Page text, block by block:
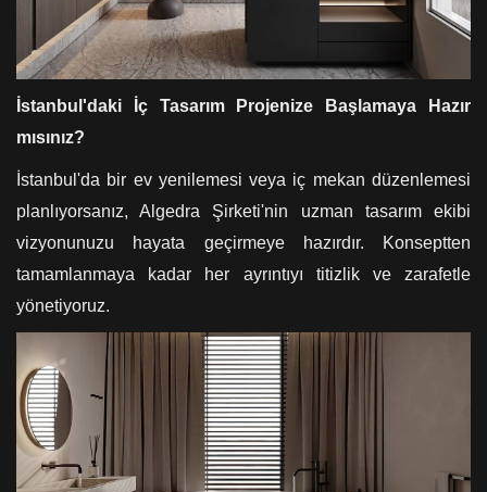
İstanbul'daki İç Tasarım Projenize Başlamaya Hazır
mısınız?
İstanbul'da bir ev yenilemesi veya iç mekan düzenlemesi
planlıyorsanız, Algedra Şirketi'nin uzman tasarım ekibi
vizyonunuzu hayata geçirmeye hazırdır. Konseptten
tamamlanmaya kadar her ayrıntıyı titizlik ve zarafetle
yönetiyoruz.